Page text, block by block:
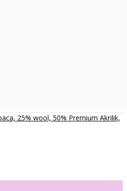
25% wool, 50% Premium Akrilik,